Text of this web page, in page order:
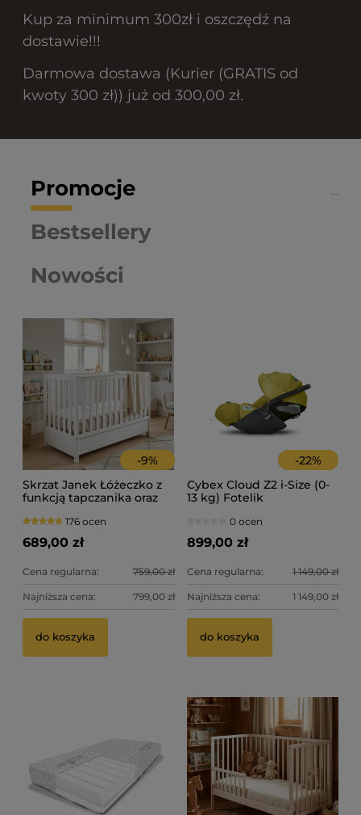
Kup za minimum 300zł i oszczędź na
dostawie!!!
Darmowa dostawa (Kurier (GRATIS od
kwoty 300 zł)) już od 300,00 zł.
Promocje
Nowości
Bestsellery
-9%
Skrzat Janek Łóżeczko z
funkcją tapczanika oraz
176 ocen
689,00 zł
Cena regularna: 759,00 zł
Najniższa cena: 799,00 zł
do koszyka
-22%
Cybex Cloud Z2 i-Size (0-
13 kg) Fotelik
0 ocen
899,00 zł
Cena regularna: 1 149,00 zł
Najniższa cena: 1 149,00 zł
do koszyka